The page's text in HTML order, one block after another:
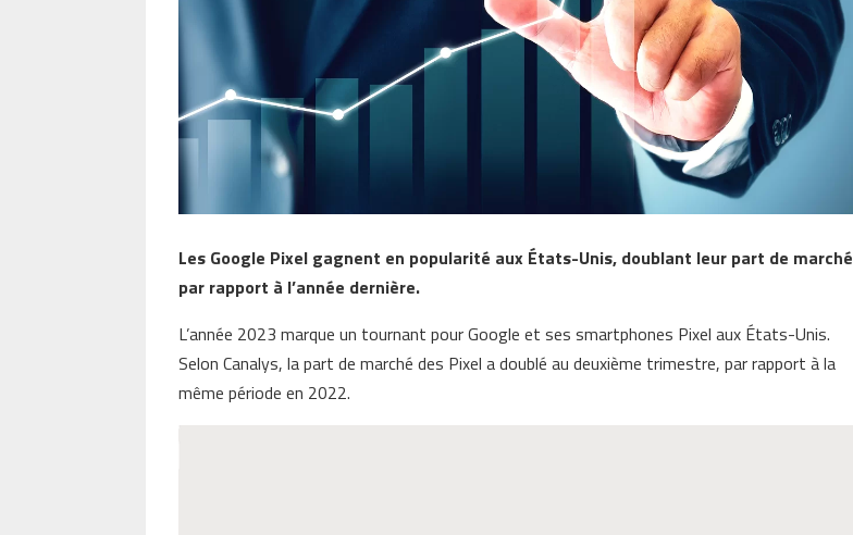
Les Google Pixel gagnent en popularité aux États-Unis, doublant leur part de marché
par rapport à l’année dernière.
L’année 2023 marque un tournant pour Google et ses smartphones Pixel aux États-Unis.
Selon Canalys, la part de marché des Pixel a doublé au deuxième trimestre, par rapport à la
même période en 2022.